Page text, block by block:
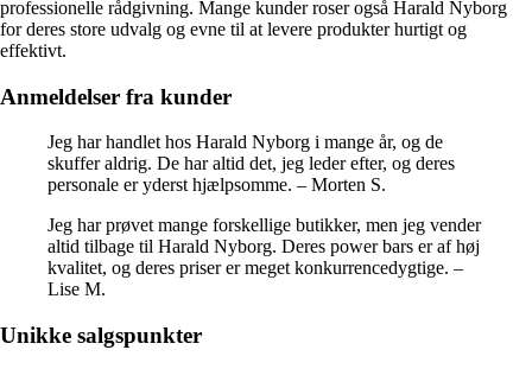
professionelle rådgivning. Mange kunder roser også Harald Nyborg
for deres store udvalg og evne til at levere produkter hurtigt og
effektivt.
Anmeldelser fra kunder
Jeg har handlet hos Harald Nyborg i mange år, og de
skuffer aldrig. De har altid det, jeg leder efter, og deres
personale er yderst hjælpsomme. – Morten S.
Jeg har prøvet mange forskellige butikker, men jeg vender
altid tilbage til Harald Nyborg. Deres power bars er af høj
kvalitet, og deres priser er meget konkurrencedygtige. –
Lise M.
Unikke salgspunkter